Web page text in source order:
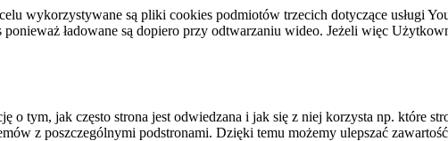
wykorzystywane są pliki cookies podmiotów trzecich dotyczące usługi
ładowane są dopiero przy odtwarzaniu wideo. Jeżeli więc
tym, jak często strona jest odwiedzana i jak się z niej korzysta np. które
z poszczególnymi podstronami. Dzięki temu możemy ulepszać